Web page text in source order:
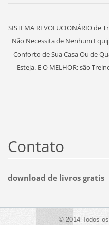
SISTEMA REVOLUCIONÁRIO
Não Necessita de Nenhum
Conforto de Sua Casa Ou de
Esteja. E O MELHOR: são
Contato
download de livros gratis
© 2014 Todos